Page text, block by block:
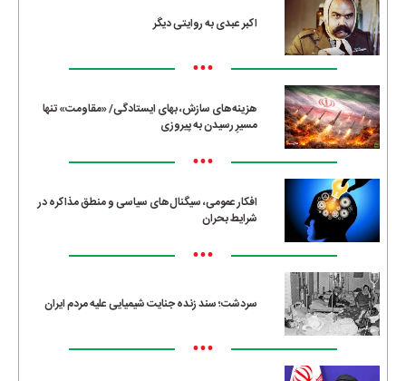
اکبر عبدی به روایتی دیگر
•••
هزینه‌های سازش، بهای ایستادگی/ «مقاومت» تنها
مسیرِ رسیدن به پیروزی
•••
افکار عمومی، سیگنال‌های سیاسی و منطق مذاکره در
شرایط بحران
•••
سردشت؛ سند زنده جنایت شیمیایی علیه مردم ایران
•••